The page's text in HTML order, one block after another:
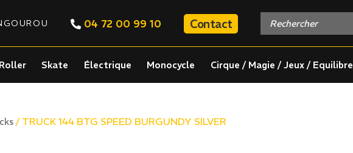
04 72 00 99 10 Contact
Roller Skate Électrique Monocycle Cirque / Magie / Jeux / Equilibre
/ TRUCK 144 BTG SPEED BURGUNDY SILVER